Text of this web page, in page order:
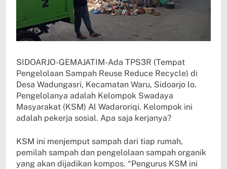
SIDOARJO-GEMAJATIM-Ada TPS3R (Tempat
Pengelolaan Sampah Reuse Reduce Recycle) di
Desa Wadungasri, Kecamatan Waru, Sidoarjo lo.
Pengelolanya adalah Kelompok Swadaya
Masyarakat (KSM) Al Wadaroriqi. Kelompok ini
adalah pekerja sosial. Apa saja kerjanya?
KSM ini menjemput sampah dari tiap rumah,
pemilah sampah dan pengelolaan sampah organik
yang akan dijadikan kompos. “Pengurus KSM ini